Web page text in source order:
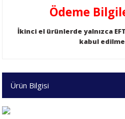
Ödeme
İkinci el ürünlerde yalnızca
kabul
Ürün Bilgisi